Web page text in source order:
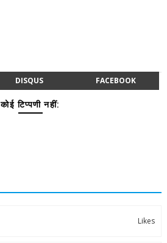
DISQUS FACEBOOK
कोई टिप्पणी नहीं:
Likes